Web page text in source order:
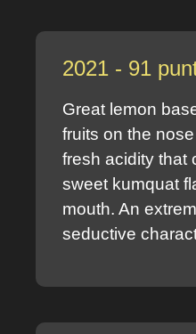
2021 - 91
Great lemon
fruits on the
fresh acidity that
sweet kumquat
mouth. An
seductive